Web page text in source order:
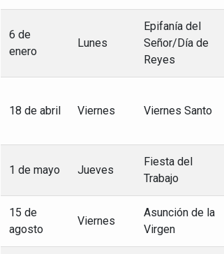
6 de
enero
Lunes
Epifanía del
Señor/Día de
Reyes
18 de abril Viernes Viernes Santo
1 de mayo Jueves
Fiesta del
Trabajo
15 de
agosto
Viernes
Asunción de la
Virgen